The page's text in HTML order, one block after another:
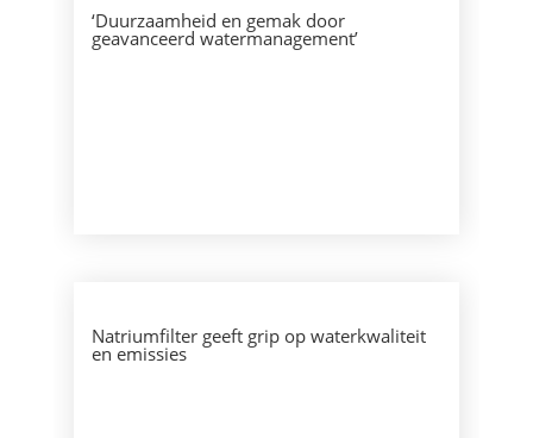
‘Duurzaamheid en gemak door
geavanceerd watermanagement’
Natriumfilter geeft grip op waterkwaliteit
en emissies